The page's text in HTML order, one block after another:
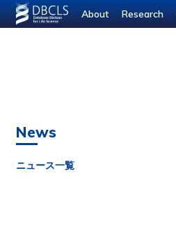
--- --- About Research
News
ニュース一覧